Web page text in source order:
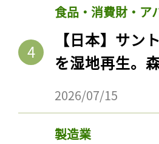
食品・消費財・ア
【日本】サン
を湿地再生。
2026/07/15
製造業